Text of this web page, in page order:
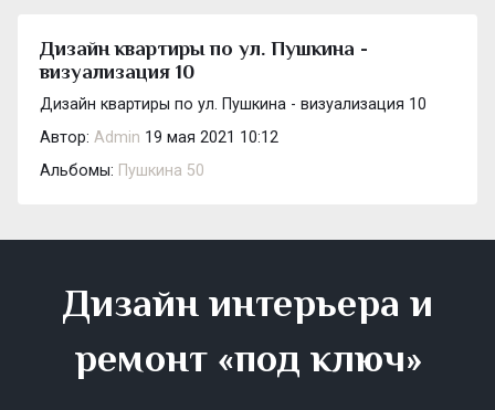
Дизайн квартиры по ул. Пушкина -
визуализация 10
Дизайн квартиры по ул. Пушкина - визуализация 10
Автор: Admin 19 мая 2021 10:12
Альбомы: Пушкина 50
Дизайн интерьера и
ремонт «под ключ»